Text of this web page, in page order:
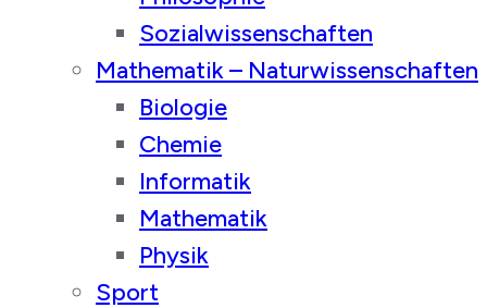
Sozialwissenschaften
Mathematik – Naturwissenschaften
Biologie
Chemie
Informatik
Mathematik
Physik
Sport